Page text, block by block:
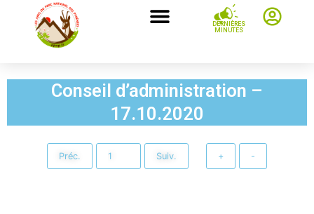
DERNIÈRES
MINUTES
Conseil d’administration –
17.10.2020
Préc. Suiv. + -